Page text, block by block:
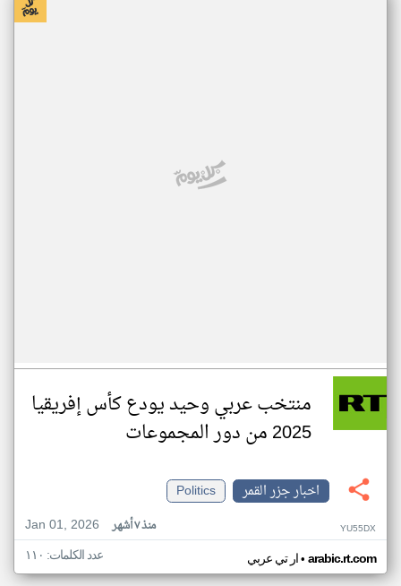
منتخب عربي وحيد يودع كأس إفريقيا
2025 من دور المجموعات
اخبار جزر القمر
Politics
Jan 01, 2026
منذ ٧ أشهر YU55DX
ار تي عربي• arabic.rt.com عدد الكلمات: ١١٠